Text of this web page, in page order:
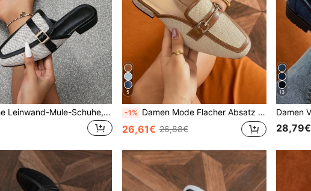
Modische Leinwand-Mule-Schuhe, bequeme runde Zehenpartie mit Schnalle, Damen-Flachschuhe
5
-1% Damen Mode Flacher Absatz Leinen Mule Schuhe, Bequeme Runde Zehenform Geschlossene Zehenform Slip-On Rückenfreie Loafer, Aprikose Flache Schuhe, Muttertags Geschenk
26,61€ 26,88€
13
28,79€